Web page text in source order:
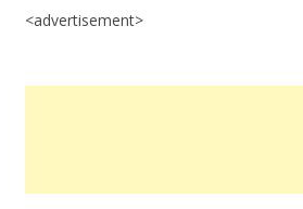
<advertisement>